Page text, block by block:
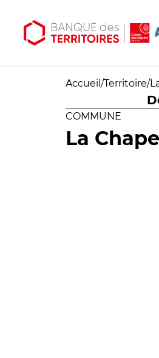
Accueil /Territoire/
COMMUNE
La